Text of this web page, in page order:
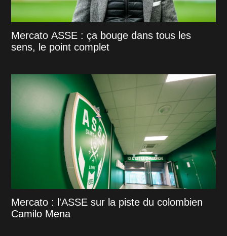
Mercato ASSE : ça bouge dans tous les
sens, le point complet
Mercato : l'ASSE sur la piste du colombien
Camilo Mena